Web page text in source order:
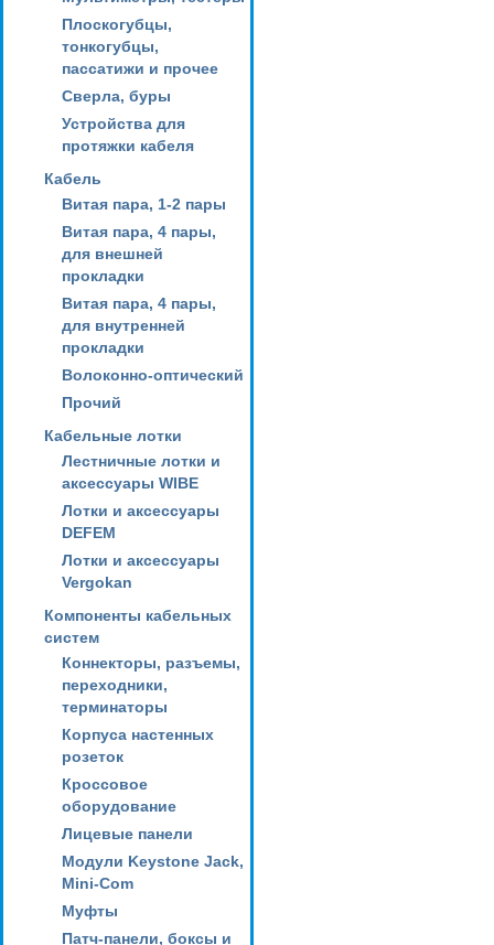
Плоскогубцы,
тонкогубцы,
пассатижи и прочее
Сверла, буры
Устройства для
протяжки кабеля
Кабель
Витая пара, 1-2 пары
Витая пара, 4 пары,
для внешней
прокладки
Витая пара, 4 пары,
для внутренней
прокладки
Волоконно-оптический
Прочий
Кабельные лотки
Лестничные лотки и
аксессуары WIBE
Лотки и аксессуары
DEFEM
Лотки и аксессуары
Vergokan
Компоненты кабельных
систем
Коннекторы, разъемы,
переходники,
терминаторы
Корпуса настенных
розеток
Кроссовое
оборудование
Лицевые панели
Модули Keystone Jack,
Mini-Com
Муфты
Патч-панели, боксы и